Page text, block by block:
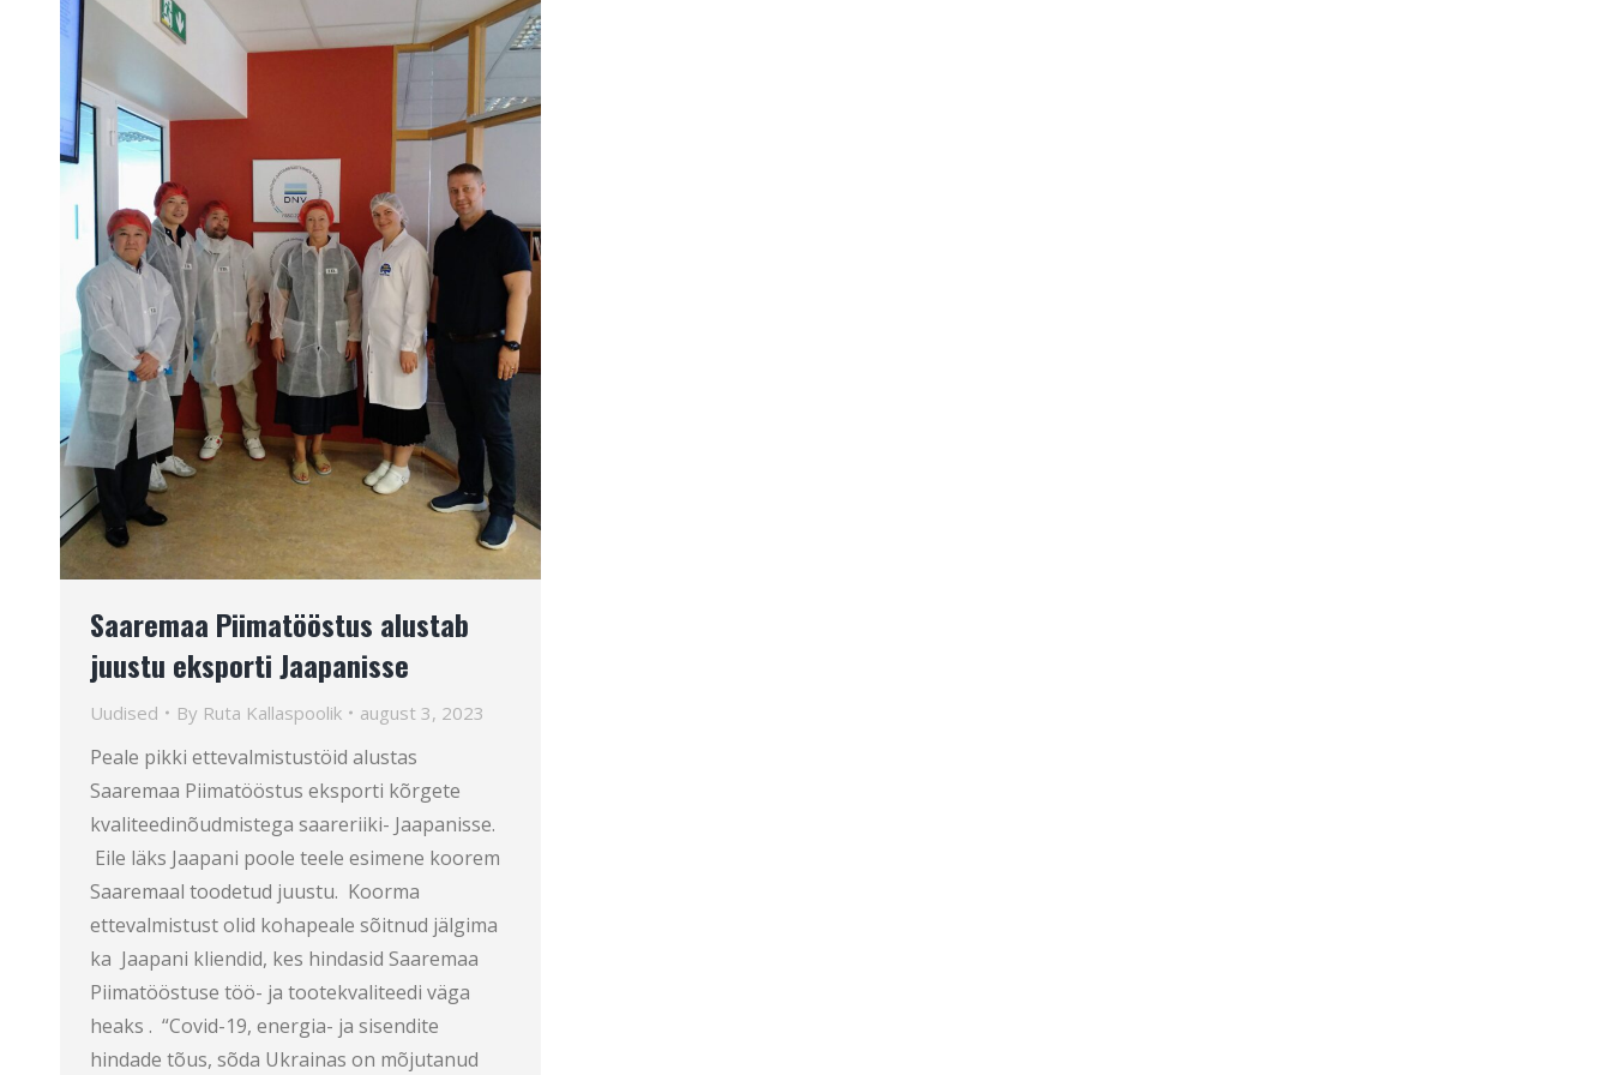
Saaremaa Piimatööstus alustab
juustu eksporti Jaapanisse
Uudised By Ruta Kallaspoolik august 3, 2023
Peale pikki ettevalmistustöid alustas
Saaremaa Piimatööstus eksporti kõrgete
kvaliteedinõudmistega saareriiki- Jaapanisse.
Eile läks Jaapani poole teele esimene koorem
Saaremaal toodetud juustu. Koorma
ettevalmistust olid kohapeale sõitnud jälgima
ka Jaapani kliendid, kes hindasid Saaremaa
Piimatööstuse töö- ja tootekvaliteedi väga
heaks . “Covid-19, energia- ja sisendite
hindade tõus, sõda Ukrainas on mõjutanud